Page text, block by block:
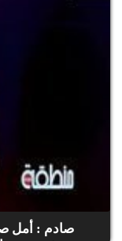
صادم : أمل